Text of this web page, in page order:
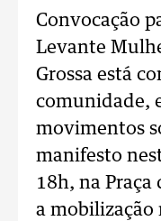
Convocação
Levante
Grossa está
comunidade,
movimentos
manifesto
18h, na Praça
a mobilização